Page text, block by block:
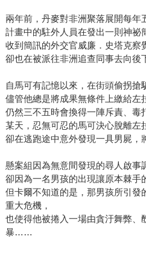
兩年前，丹麥對非洲聚落展開每年
計畫中的駐外人員在發出一則神祕
收到簡訊的外交官威廉．史塔克察
卻也在被派往非洲追查同事去向後
自馬可有記憶以來，在街頭偷拐搶
儘管他總是將成果無條件上繳給左
仍然三不五時會換得一陣斥責、毒
某天，忍無可忍的馬可決心脫離左
卻在逃跑途中意外發現一具男屍，
懸案組因為無意間發現的尋人啟事
卻因為一名男孩的出現讓原本棘手
但卡爾不知道的是，那男孩所引發
重大危機，
也使得他被捲入一場由貪汙舞弊、
暴……